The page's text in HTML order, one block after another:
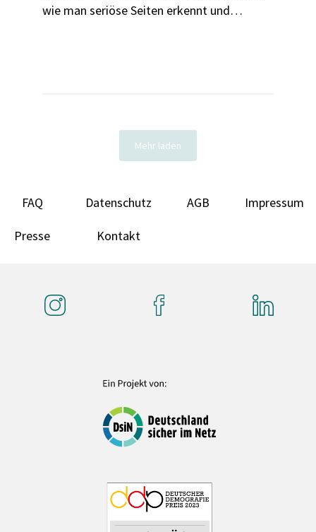
wie man seriöse Seiten erkennt und
Mehr laden
FAQ Datenschutz AGB Impressum
Presse Kontakt